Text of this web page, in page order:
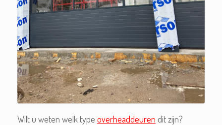
Wilt u weten welk type overheaddeuren dit zijn?